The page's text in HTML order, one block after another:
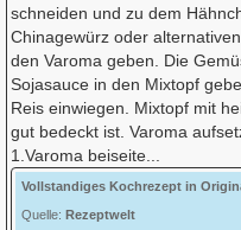
schneiden und zu dem
Chinagewürz oder
den Varoma geben. Die
Sojasauce in den Mixtopf
Reis einwiegen. Mixtopf mit
gut bedeckt ist. Varoma
1.Varoma beiseite...
Vollstandiges Kochrezept in
Quelle: Rezeptwelt